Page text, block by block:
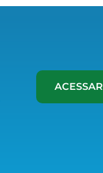
ACESSAR